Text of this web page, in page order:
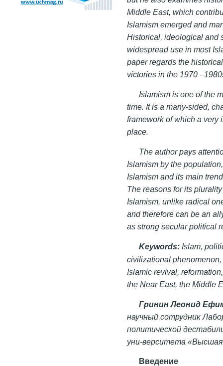
Middle East, which
Islamism emerged and
Historical, ideological and
widespread use in most
paper regards the
victories in the 1970
Islamism is one of the
time. It is a many-sided,
framework of which a
place.
The author pays
Islamism by the
Islamism and its main
The reasons for its
Islamism, unlike radical
and therefore can be an
as strong secular political
Keywords: Islam,
civilizational
Islamic revival,
the Near East, the Middle
Гринин Леонид
научный сотрудник
политической
уни-верситета
Введение